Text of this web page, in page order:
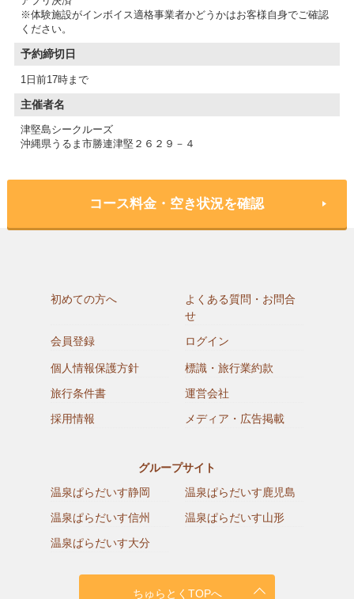
※体験施設がインボイス適格事業者かどうかはお客様自身でご確認
予約締切日
1日前17時まで
主催者名
津堅島シークルーズ
沖縄県うるま市勝連津堅２６２９－４
コース料金・空き状況を確認
初めての方へ
よくある質問・お問合
せ
会員登録
ログイン
個人情報保護方針
標識・旅行業約款
旅行条件書
運営会社
採用情報
メディア・広告掲載
グループサイト
温泉ぱらだいす静岡
温泉ぱらだいす鹿児島
温泉ぱらだいす信州
温泉ぱらだいす山形
温泉ぱらだいす大分
ちゅらとくTOPへ